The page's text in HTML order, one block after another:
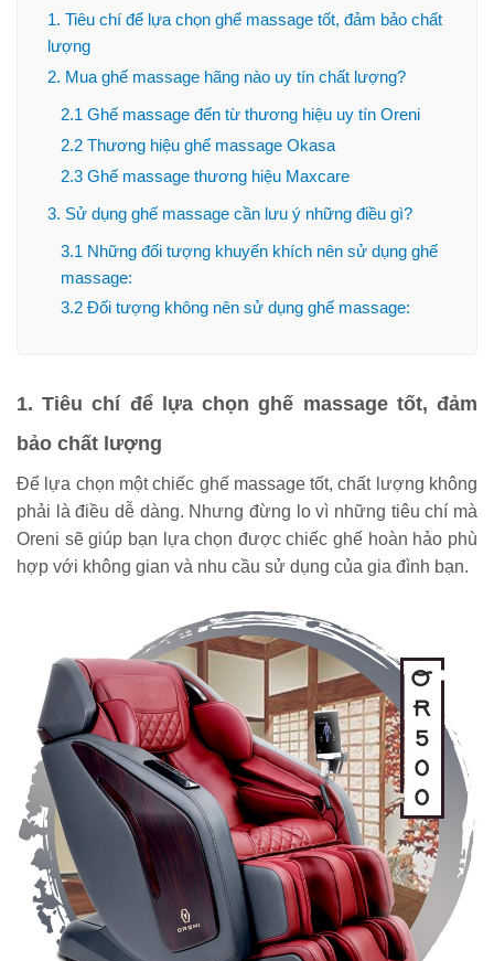
1. Tiêu chí để lựa chọn ghế massage tốt, đảm bảo chất
lượng
2. Mua ghế massage hãng nào uy tín chất lượng?
2.1 Ghế massage đến từ thương hiệu uy tín Oreni
2.2 Thương hiệu ghế massage Okasa
2.3 Ghế massage thương hiệu Maxcare
3. Sử dụng ghế massage cần lưu ý những điều gì?
3.1 Những đối tượng khuyến khích nên sử dụng ghế
massage:
3.2 Đối tượng không nên sử dụng ghế massage:
1. Tiêu chí để lựa chọn ghế massage tốt, đảm
bảo chất lượng
Để lựa chọn một chiếc ghế massage tốt, chất lượng không
phải là điều dễ dàng. Nhưng đừng lo vì những tiêu chí mà
Oreni sẽ giúp bạn lựa chọn được chiếc ghế hoàn hảo phù
hợp với không gian và nhu cầu sử dụng của gia đình bạn.